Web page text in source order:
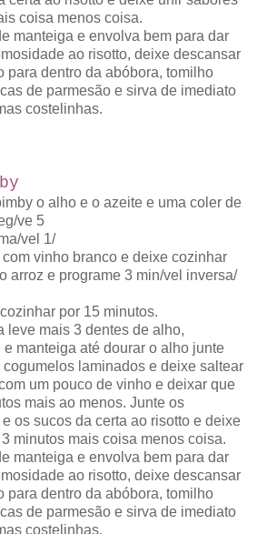
coisa menos coisa.
manteiga e envolva bem para dar
ao risotto, deixe descansar
para dentro da abóbora, tomilho
de parmesão e sirva de imediato
costelinhas.
o alho e o azeite e uma coler de
ve 5
vel 1/
vinho branco e deixe cozinhar
arroz e programe 3 min/vel inversa/
por 15 minutos.
leve mais 3 dentes de alho,
manteiga até dourar o alho junte
laminados e deixe saltear
um pouco de vinho e deixar que
mais ao menos. Junte os
os sucos da certa ao risotto e deixe
minutos mais coisa menos coisa.
manteiga e envolva bem para dar
ao risotto, deixe descansar
para dentro da abóbora, tomilho
de parmesão e sirva de imediato
costelinhas.